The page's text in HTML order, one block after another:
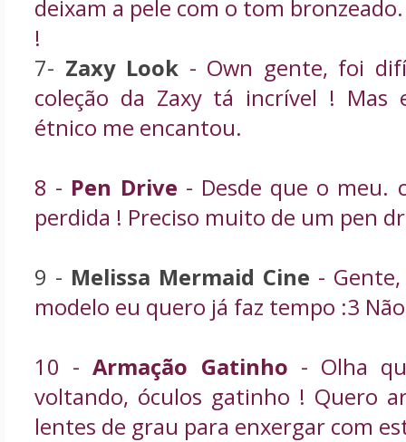
deixam a pele com o tom
!
7- Zaxy Look - Own gente, foi
coleção da Zaxy tá incrível ! Mas
étnico me encantou.
8 - Pen Drive - Desde que o meu.
perdida ! Preciso muito de um pen
9 - Melissa Mermaid Cine -
modelo eu quero já faz tempo :3
10 -Armação Gatinho - Olha
voltando, óculos gatinho ! Quero
lentes de grau para enxergar com